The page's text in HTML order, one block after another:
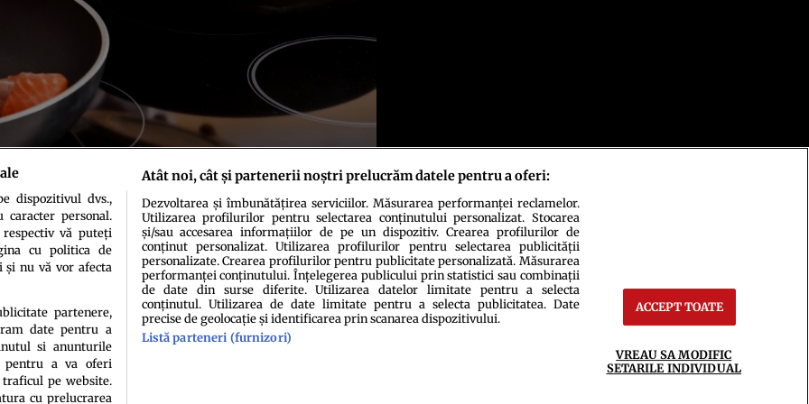
Politica de cookiesTermeni şi condiţii Echipa redacțională ContactSetări Cookies
dispozitivul dvs.,
personal.
vă puteți
cu politica de
nu vă vor afecta
partenere,
date pentru a
si anunturile
pentru a va oferi
pe website.
cu prelucrarea
Atât noi, cât și partenerii noștri prelucrăm datele pentru a oferi:
Dezvoltarea și îmbunătățirea serviciilor. Măsurarea performanței reclamelor.
Utilizarea profilurilor pentru selectarea conținutului personalizat. Stocarea
și/sau accesarea informațiilor de pe un dispozitiv. Crearea profilurilor de
conținut personalizat. Utilizarea profilurilor pentru selectarea publicității
personalizate. Crearea profilurilor pentru publicitate personalizată. Măsurarea
performanței conținutului. Înțelegerea publicului prin statistici sau combinații
de date din surse diferite. Utilizarea datelor limitate pentru a selecta
conținutul. Utilizarea de date limitate pentru a selecta publicitatea. Date
precise de geolocație și identificarea prin scanarea dispozitivului.
Listă parteneri (furnizori)
ACCEPT TOATE
VREAU SA MODIFIC
SETARILE INDIVIDUAL